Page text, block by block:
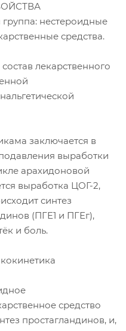
нестероидные
средства.
лекарственного
заключается в
выработки
арахидоновой
выработка ЦОГ-2,
синтез
(ПГЕ1 и ПГЕг),
и боль.
средство
простагландинов, и,